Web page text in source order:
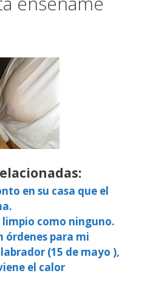
en su casa que el
limpio como ninguno.
órdenes para mi
(15 de mayo ),
el calor